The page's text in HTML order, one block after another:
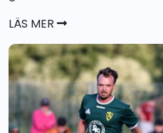
LÄS MER